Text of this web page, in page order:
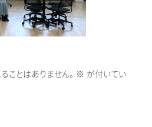
ことはありません。 ※ が付いてい